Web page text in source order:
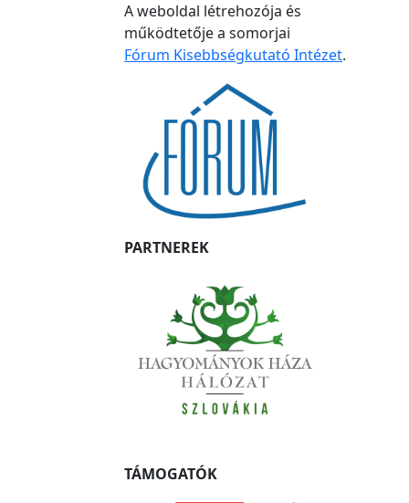
A weboldal létrehozója és
működtetője a somorjai
Fórum Kisebbségkutató Intézet.
PARTNEREK
TÁMOGATÓK